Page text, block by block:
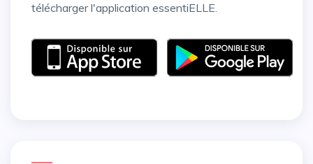
télécharger l'application essentiELLE.